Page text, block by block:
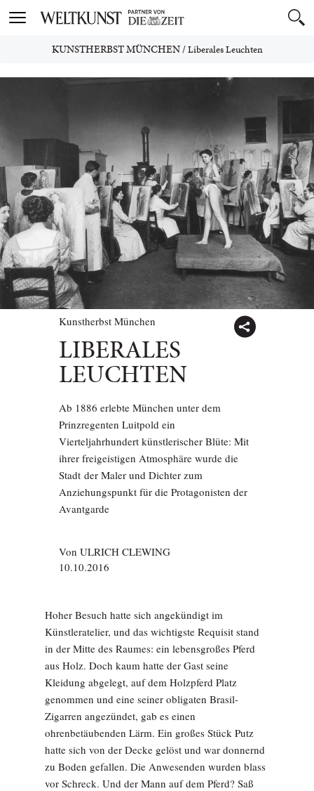
Toggle
KUNSTHERBST MÜNCHEN/Liberales Leuchten
Kunstherbst München
LIBERALES
LEUCHTEN
Ab 1886 erlebte München unter dem
Prinzregenten Luitpold ein
Vierteljahrhundert künstlerischer Blüte: Mit
ihrer freigeistigen Atmosphäre wurde die
Stadt der Maler und Dichter zum
Anziehungspunkt für die Protagonisten der
Avantgarde
Von ULRICH CLEWING
10.10.2016
Hoher Besuch hatte sich angekündigt im
Künstleratelier, und das wichtigste Requisit stand
in der Mitte des Raumes: ein lebensgroßes Pferd
aus Holz. Doch kaum hatte der Gast seine
Kleidung abgelegt, auf dem Holzpferd Platz
genommen und eine seiner obligaten Brasil-
Zigarren angezündet, gab es einen
ohrenbetäubenden Lärm. Ein großes Stück Putz
hatte sich von der Decke gelöst und war donnernd
zu Boden gefallen. Die Anwesenden wurden blass
vor Schreck. Und der Mann auf dem Pferd? Saß